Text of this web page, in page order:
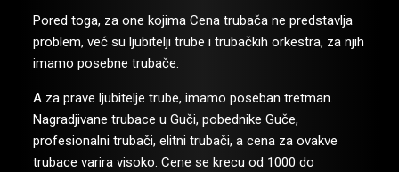
Pored toga, za one kojima Cena trubača ne predstavlja
problem, već su ljubitelji trube i trubačkih orkestra, za njih
imamo posebne trubače.
A za prave ljubitelje trube, imamo poseban tretman.
Nagradjivane trubace u Guči, pobednike Guče,
profesionalni trubači, elitni trubači, a cena za ovakve
trubace varira visoko. Cene se krecu od 1000 do